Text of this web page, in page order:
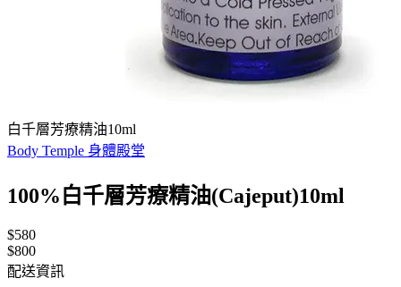
白千層芳療精油10ml
Body Temple 身體殿堂
100%白千層芳療精油(Cajeput)10ml
$580
$800
配送資訊